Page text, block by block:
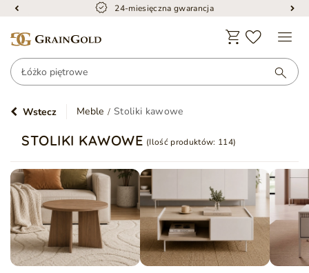
24-miesięczna gwarancja
Wstecz Meble Stoliki kawowe
STOLIKI KAWOWE (Ilość produktów: 114)